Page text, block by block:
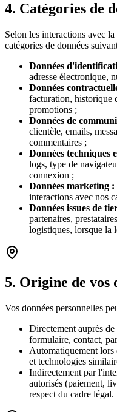
4. Catégories de
Selon les interactions avec
catégories de données
Données
adresse électronique,
Données
facturation, historique
promotions ;
Données de
clientèle, emails,
commentaires ;
Données techniques
logs, type de
connexion ;
Données marketing :
interactions avec nos
Données issues de
partenaires,
logistiques, lorsque la
5. Origine de vos
Vos données personnelles
Directement auprès
formulaire, contact,
Automatiquement
et technologies
Indirectement par
autorisés (paiement,
respect du cadre légal.